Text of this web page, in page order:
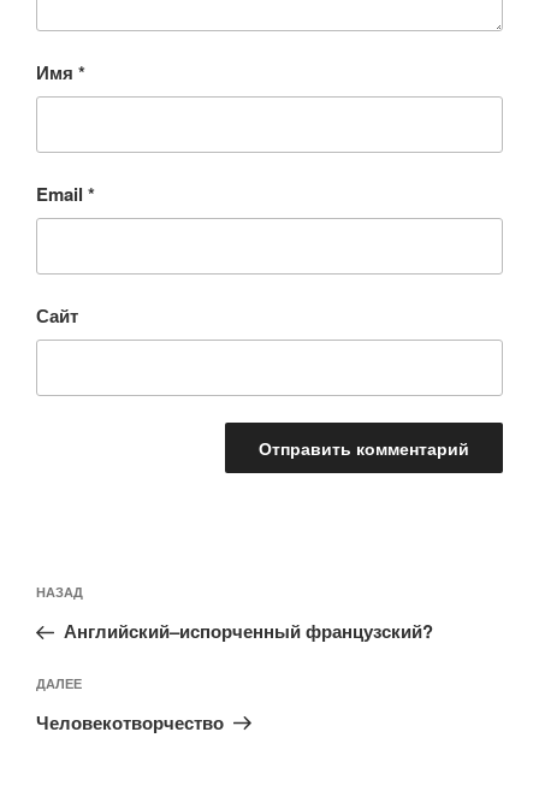
Имя *
Email *
Сайт
по
записям
Предыдущая
запись:
НАЗАД
Английский–испорченный французский?
Следующая
запись
ДАЛЕЕ
Человекотворчество